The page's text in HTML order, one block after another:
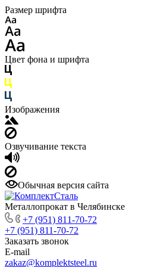
Размер шрифта
Цвет фона и шрифта
Изображения
Озвучивание текста
Обычная версия сайта
Металлопрокат в Челябинске
+7 (951) 811-70-72
+7 (951) 811-70-72
Заказать звонок
E-mail
zakaz@komplektsteel.ru